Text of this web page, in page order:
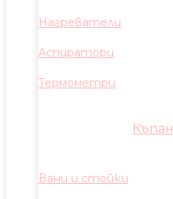
Нагреватели
Аспиратори
Термометри
Вани и стойки